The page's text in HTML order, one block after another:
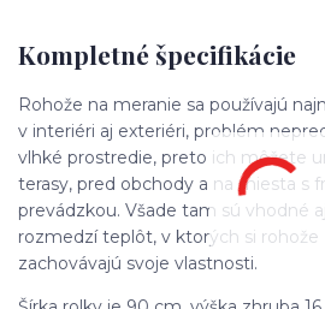
Kompletné špecifikácie
Rohože na meranie sa používajú
v interiéri aj exteriéri, problém
vlhké prostredie, preto ich môžete
terasy, pred obchody a na miesta s
prevádzkou. Všade tam sú vhodné
rozmedzí teplôt, v ktorých si rohože
zachovávajú svoje vlastnosti.